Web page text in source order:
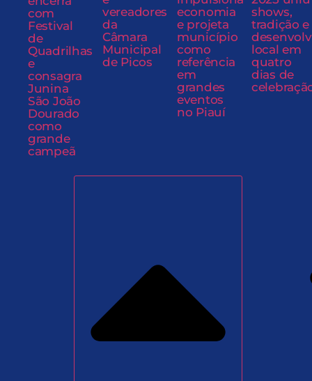
com
Festival
de
Quadrilhas
e
consagra
Junina
São João
Dourado
como
grande
campeã
vereadores
da
Câmara
Municipal
de Picos
economia
e projeta
município
como
referência
em
grandes
eventos
no Piauí
shows,
tradição e
local em
quatro
dias de